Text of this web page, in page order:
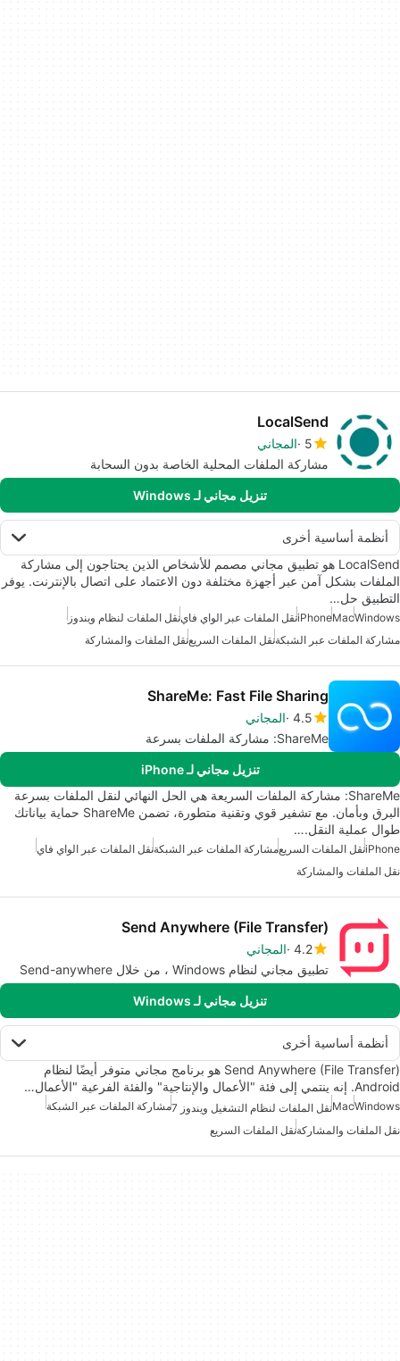
LocalSend
5 المجاني
مشاركة الملفات المحلية الخاصة بدون السحابة
تنزيل مجاني لـ Windows
أنظمة أساسية أخرى
LocalSend هو تطبيق مجاني مصمم للأشخاص الذين يحتاجون إلى مشاركة
الملفات بشكل آمن عبر أجهزة مختلفة دون الاعتماد على اتصال بالإنترنت. يوفر
التطبيق حل…
Windows
Mac
iPhoneنقل الملفات عبر الواي فاينقل الملفات لنظام ويندوز
مشاركة الملفات عبر الشبكةنقل الملفات السريعنقل الملفات والمشاركة
ShareMe: Fast File Sharing
4.5 المجاني
ShareMe: مشاركة الملفات بسرعة
تنزيل مجاني لـ iPhone
ShareMe: مشاركة الملفات السريعة هي الحل النهائي لنقل الملفات بسرعة
البرق وبأمان. مع تشفير قوي وتقنية متطورة، تضمن ShareMe حماية بياناتك
طوال عملية النقل.…
iPhoneنقل الملفات السريعمشاركة الملفات عبر الشبكةنقل الملفات عبر الواي فاي
نقل الملفات والمشاركة
Send Anywhere (File Transfer)
4.2 المجاني
تطبيق مجاني لنظام Windows ، من خلال Send-anywhere
تنزيل مجاني لـ Windows
أنظمة أساسية أخرى
Send Anywhere (File Transfer) هو برنامج مجاني متوفر أيضًا لنظام
Android. إنه ينتمي إلى فئة "الأعمال والإنتاجية" والفئة الفرعية "الأعمال…
Windows
Macنقل الملفات لنظام التشغيل ويندوز 7
مشاركة الملفات عبر الشبكة
نقل الملفات والمشاركةنقل الملفات السريع